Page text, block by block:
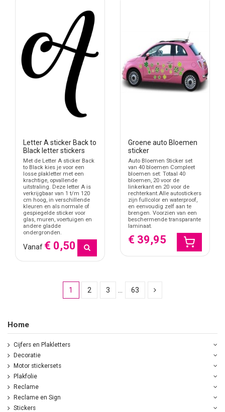
Letter A sticker Back to
Black letter stickers
Met de Letter A sticker Back
to Black kies je voor een
losse plakletter met een
krachtige, opvallende
uitstraling. Deze letter A is
verkrijgbaar van 1 t/m 120
cm hoog, in verschillende
kleuren en als normale of
gespiegelde sticker voor
glas, muren, voertuigen en
andere gladde
ondergronden.
Vanaf € 0,50
Groene auto Bloemen
sticker
Auto Bloemen Sticker set
van 40 bloemen Compleet
bloemen set: Totaal 40
bloemen, 20 voor de
linkerkant en 20 voor de
rechterkant.Alle autostickers
zijn fullcolor en waterproof,
en eenvoudig zelf aan te
brengen. Voorzien van een
beschermende transparante
laminaat.
€ 39,95
1 2 3 63
Home
Cijfers en Plakletters
Decoratie
Motor stickersets
Plakfolie
Reclame
Reclame en Sign
Stickers